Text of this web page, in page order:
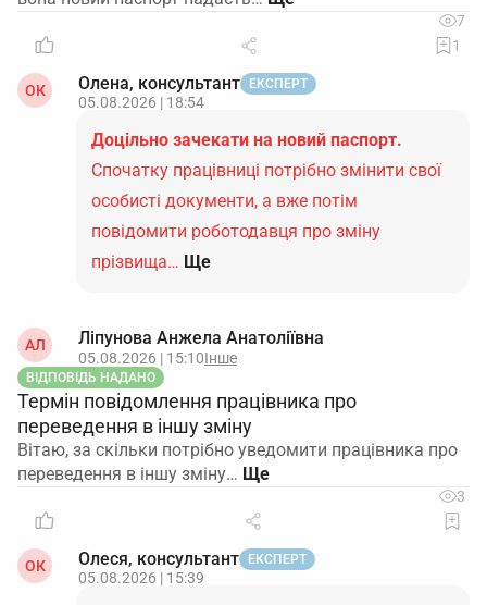
7
1
ОК Олена, консультант ЕКСПЕРТ
05.08.2026 | 18:54
Доцільно зачекати на новий паспорт.
Спочатку працівниці потрібно змінити свої
особисті документи, а вже потім
повідомити роботодавця про зміну
прізвища… Ще
АЛ Ліпунова Анжела Анатоліївна
05.08.2026 | 15:10Інше
ВІДПОВІДЬ НАДАНО
Термін повідомлення працівника про
переведення в іншу зміну
Вітаю, за скільки потрібно уведомити працівника про
переведення в іншу зміну…
3
ОК Олеся, консультант ЕКСПЕРТ
05.08.2026 | 15:39